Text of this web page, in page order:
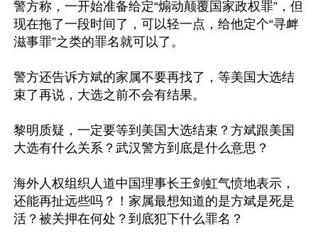
警方称，一开始准备给定“煽动颠覆国家政权罪”，但
现在拖了一段时间了，可以轻一点，给他定个“寻衅
滋事罪”之类的罪名就可以了。
警方还告诉方斌的家属不要再找了，等美国大选结
束了再说，大选之前不会有结果。
黎明质疑，一定要等到美国大选结束？方斌跟美国
大选有什么关系？武汉警方到底是什么意思？
海外人权组织人道中国理事长王剑虹气愤地表示，
还能再扯远些吗？！家属最想知道的是方斌是死是
活？被关押在何处？到底犯下什么罪名？